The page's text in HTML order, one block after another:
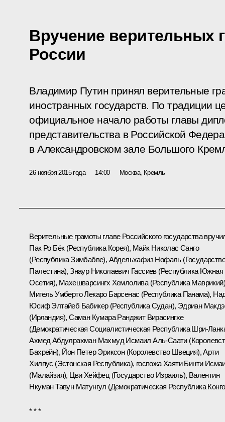
Вручение верительных
России
Владимир Путин принял верительные
иностранных государств. По традиции
официальное начало работы главы
представительства в Российской
в Александровском зале Большого
26 ноября 2015 года 14:00 Москва, Кремль
Верительные грамоты главе Российского государства
Пак Ро Бёк (Республика Корея), Майк Николас Санго
(Республика Зимбабве), Абдельхафиз Нофаль (Государство
Палестина), Знаур Николаевич Гассиев (Республика Южная
Осетия), Махешварсингх Хемлолива (Республика
Мигель Умберто Лекаро Барсенас (Республика Панама),
Юсиф Элтайеб Бабикер (Республика Судан), Эдриан
(Ирландия), Саман Кумара Ранджит Вирасингхе
(Демократическая Социалистическая Республика Шри-
Ахмед Абдулрахман Махмуд Исмаил Аль-Саати
Бахрейн), Йон Петер Эриксон (Королевство Швеция), Арти
Хилпус (Эстонская Республика), госпожа Хаяти Бинти
(Малайзия), Цви Хейфец (Государство Израиль), Валентин
Нкуман Тавун Матунгул (Демократическая Республика
* * *